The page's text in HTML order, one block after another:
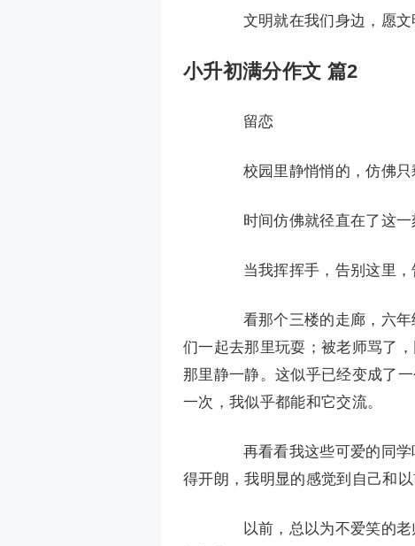
文明就在我们身边，愿文
小升初满分作文 篇2
留恋
校园里静悄悄的，仿佛只
时间仿佛就径直在了这一
当我挥挥手，告别这里，
看那个三楼的走廊，六年
们一起去那里玩耍；被老师骂了
那里静一静。这似乎已经变成了
一次，我似乎都能和它交流。
再看看我这些可爱的同学
得开朗，我明显的感觉到自己和
以前，总以为不爱笑的老